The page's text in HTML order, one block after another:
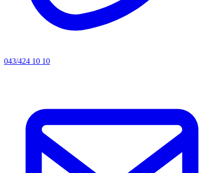
043/424 10 10